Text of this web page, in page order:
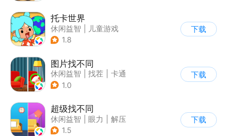
托卡世界
休闲益智
儿童游戏
1.8
下载
图片找不同
休闲益智 找茬
卡通
| 指动网络
1.0
下载
超级找不同
休闲益智 眼力
解压
| 找茬
1.5
下载